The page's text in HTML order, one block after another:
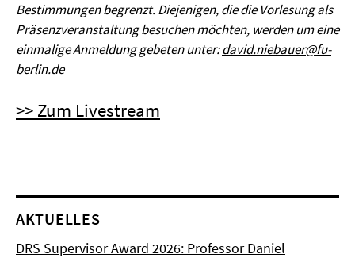
Bestimmungen begrenzt. Diejenigen, die die Vorlesung als
Präsenzveranstaltung besuchen möchten, werden um eine
einmalige Anmeldung gebeten unter:david.niebauer@fu-
berlin.de
>> Zum Livestream
AKTUELLES
DRS Supervisor Award 2026: Professor Daniel